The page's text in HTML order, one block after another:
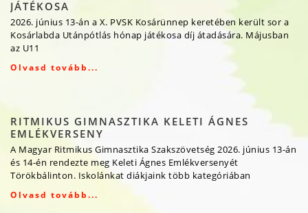
JÁTÉKOSA
2026. június 13-án a X. PVSK Kosárünnep keretében került sor a
Kosárlabda Utánpótlás hónap játékosa díj átadására. Májusban
az U11
Olvasd tovább...
RITMIKUS GIMNASZTIKA KELETI ÁGNES
EMLÉKVERSENY
A Magyar Ritmikus Gimnasztika Szakszövetség 2026. június 13-án
és 14-én rendezte meg Keleti Ágnes Emlékversenyét
Törökbálinton. Iskolánkat diákjaink több kategóriában
Olvasd tovább...